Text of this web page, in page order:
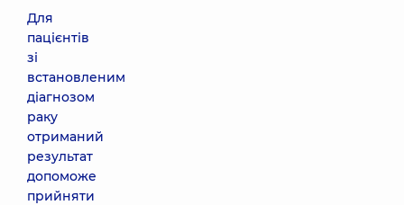
Для
пацієнтів
зі
встановленим
діагнозом
раку
отриманий
результат
допоможе
прийняти